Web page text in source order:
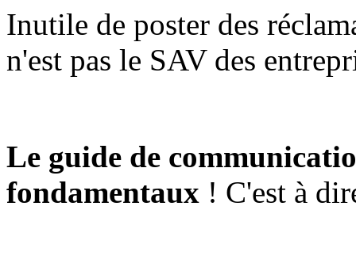
Inutile de poster des
n'est pas le SAV des
Le guide de
fondamentaux ! C'est à